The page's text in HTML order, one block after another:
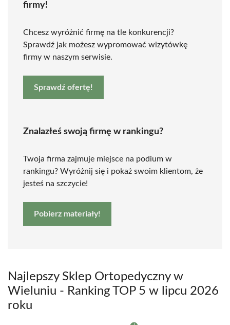
firmy!
Chcesz wyróżnić firmę na tle konkurencji?
Sprawdź jak możesz wypromować wizytówkę
firmy w naszym serwisie.
Sprawdź ofertę!
Znalazłeś swoją firmę w rankingu?
Twoja firma zajmuje miejsce na podium w
rankingu? Wyróżnij się i pokaż swoim klientom, że
jesteś na szczycie!
Pobierz materiały!
Najlepszy Sklep Ortopedyczny w
Wieluniu - Ranking TOP 5 w lipcu 2026
roku